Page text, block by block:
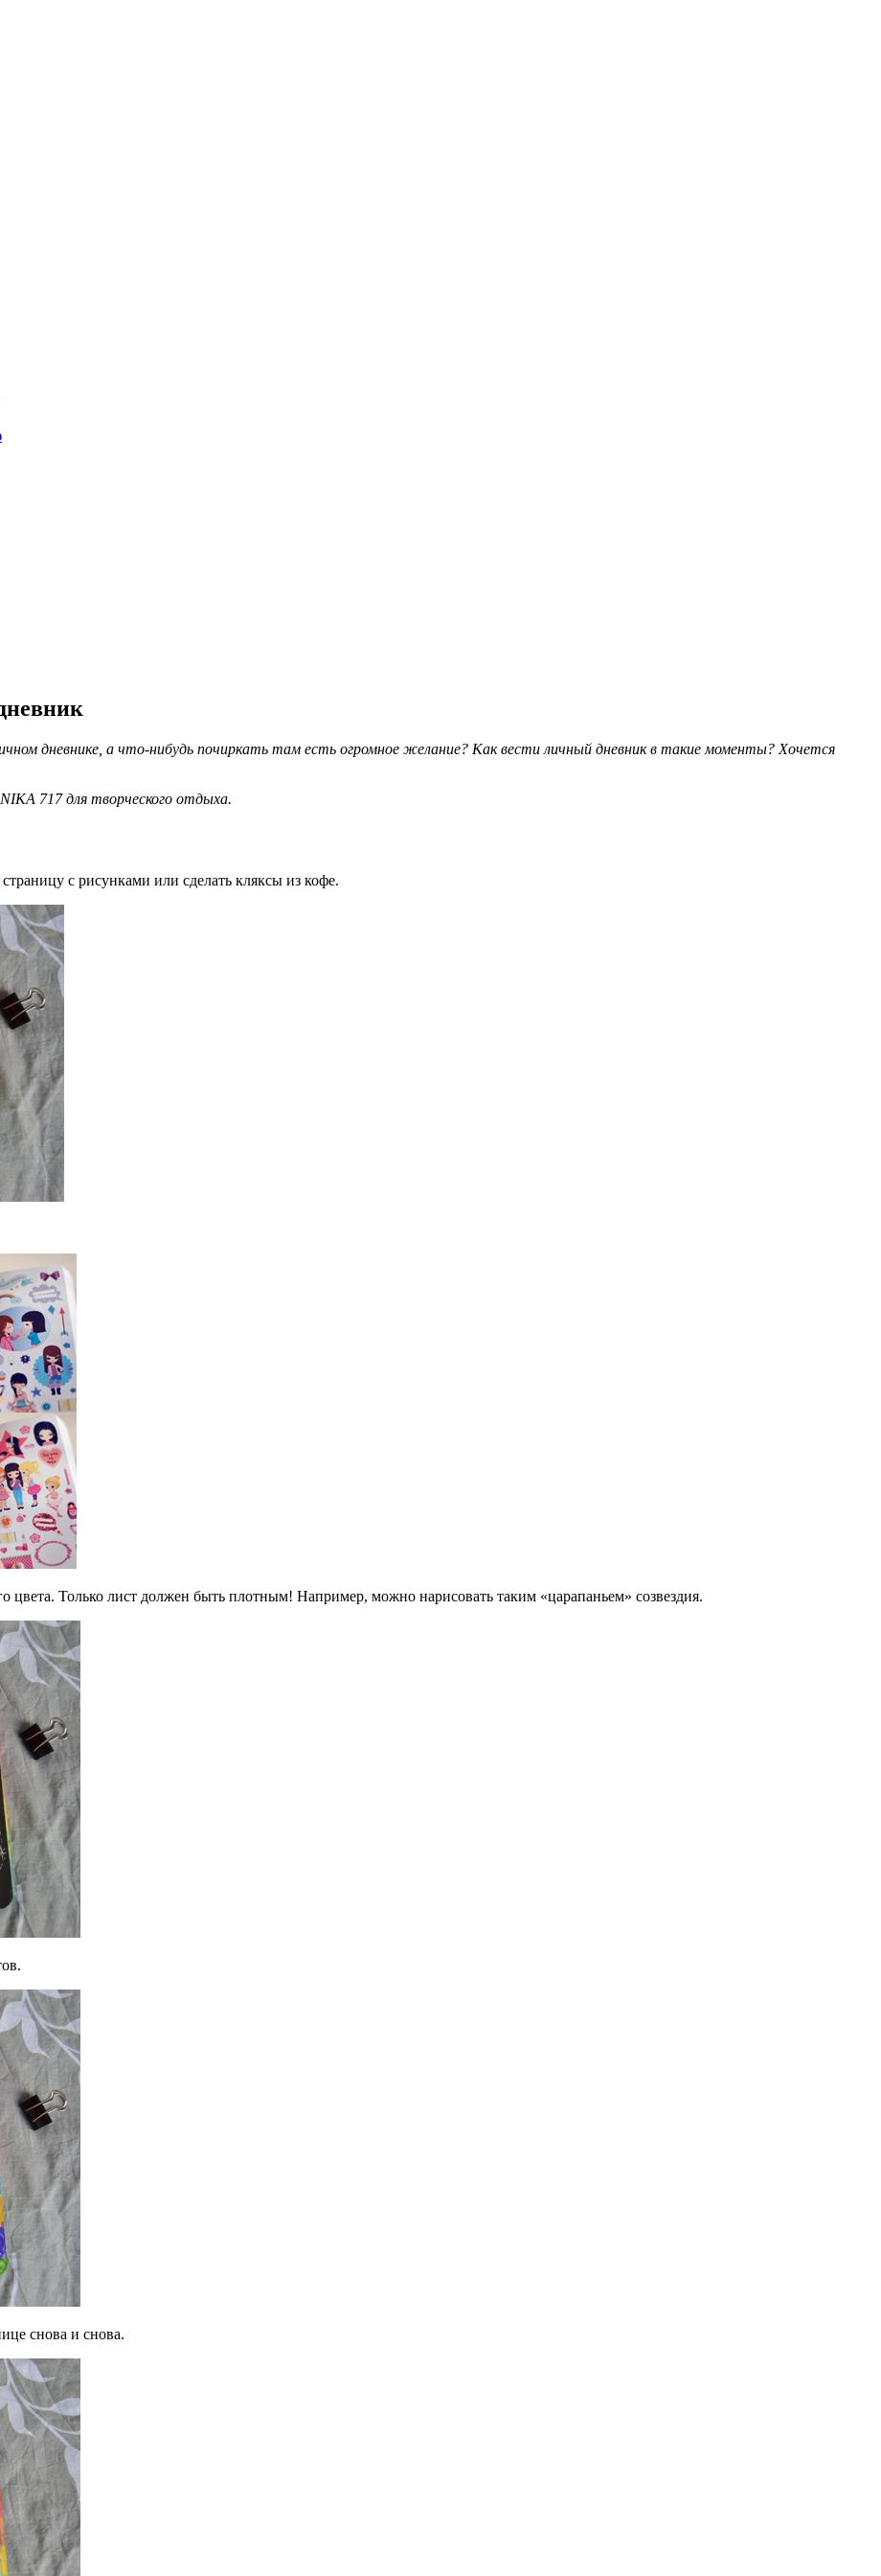
дневнике, а что-нибудь почиркать там есть огромное желание? Как вести личный дневник в такие моменты? Хочется
717 для творческого отдыха.
с рисунками или сделать кляксы из кофе.
цвета. Только лист должен быть плотным! Например, можно нарисовать таким «царапаньем» созвездия.
снова и снова.